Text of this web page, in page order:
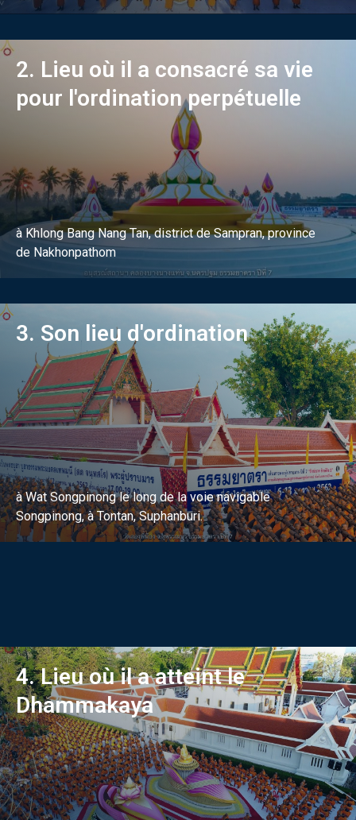
2. Lieu où il a consacré sa vie
pour l'ordination perpétuelle
à Khlong Bang Nang Tan, district de Sampran, province
de Nakhonpathom
3. Son lieu d'ordination
à Wat Songpinong le long de la voie navigable
Songpinong, à Tontan, Suphanburi.
4. Lieu où il a atteint le
Dhammakaya